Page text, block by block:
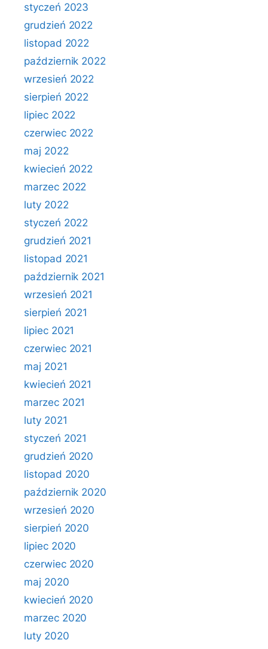
styczeń 2023
grudzień 2022
listopad 2022
październik 2022
wrzesień 2022
sierpień 2022
lipiec 2022
czerwiec 2022
maj 2022
kwiecień 2022
marzec 2022
luty 2022
styczeń 2022
grudzień 2021
listopad 2021
październik 2021
wrzesień 2021
sierpień 2021
lipiec 2021
czerwiec 2021
maj 2021
kwiecień 2021
marzec 2021
luty 2021
styczeń 2021
grudzień 2020
listopad 2020
październik 2020
wrzesień 2020
sierpień 2020
lipiec 2020
czerwiec 2020
maj 2020
kwiecień 2020
marzec 2020
luty 2020